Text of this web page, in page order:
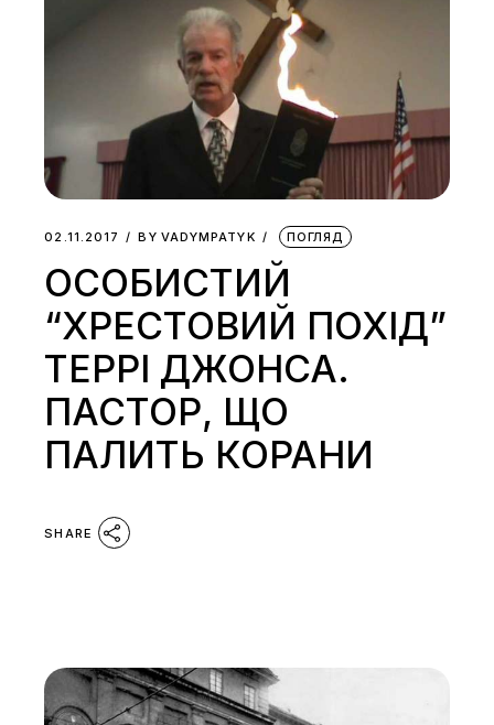
02.11.2017 BY VADYMPATYK ПОГЛЯД
ОСОБИСТИЙ
“ХРЕСТОВИЙ ПОХІД”
ТЕРРІ ДЖОНСА.
ПАСТОР, ЩО
ПАЛИТЬ КОРАНИ
SHARE